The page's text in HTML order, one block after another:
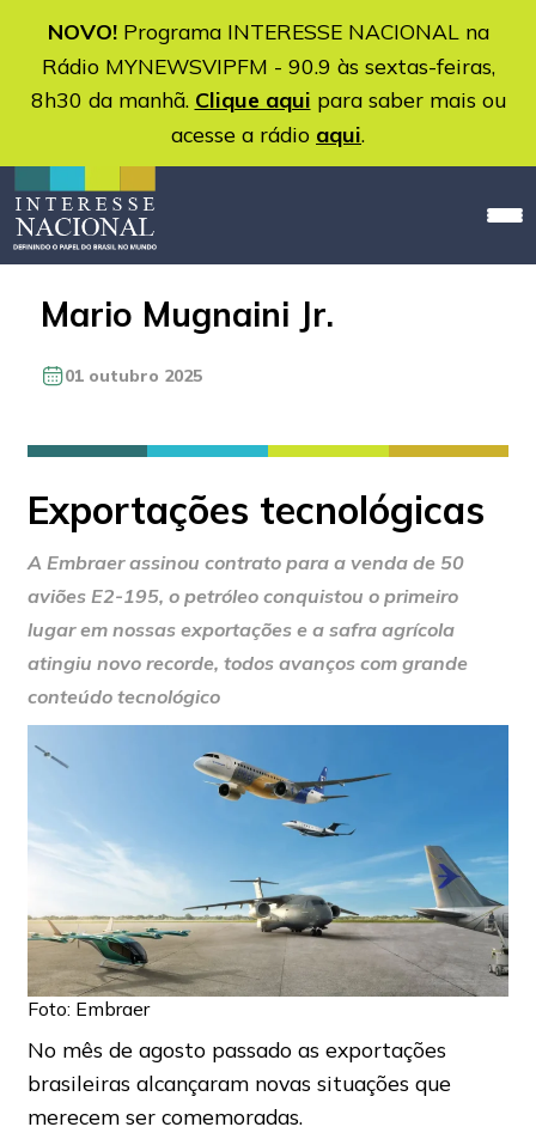
NOVO!Programa INTERESSE NACIONAL na
Rádio MYNEWSVIPFM - 90.9 às sextas-feiras,
8h30 da manhã. Clique aqui para saber mais ou
acesse a rádio aqui.
Mario Mugnaini Jr.
01 outubro 2025
Exportações tecnológicas
A Embraer assinou contrato para a venda de 50
aviões E2-195, o petróleo conquistou o primeiro
lugar em nossas exportações e a safra agrícola
atingiu novo recorde, todos avanços com grande
conteúdo tecnológico
Foto: Embraer
No mês de agosto passado as exportações
brasileiras alcançaram novas situações que
merecem ser comemoradas.